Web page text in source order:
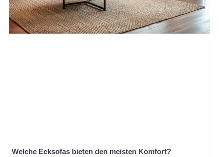
Welche Ecksofas bieten den meisten Komfort?